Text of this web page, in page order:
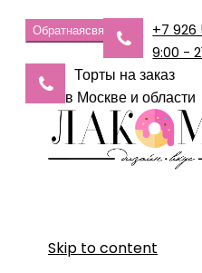
Обратнаясвязь
+7
9:00 -
Торты на заказ
в Москве и области
Skip to content